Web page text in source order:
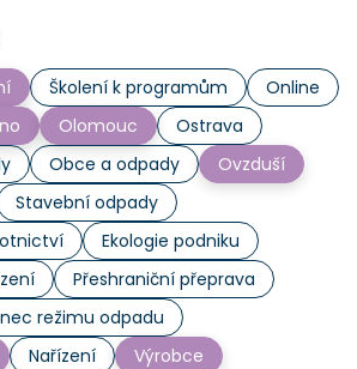
Školení k programům
Online
Olomouc
Ostrava
Obce a odpady
Ovzduší
Stavební odpady
Ekologie podniku
Přeshraniční přeprava
režimu odpadu
Nařízení
Výrobce